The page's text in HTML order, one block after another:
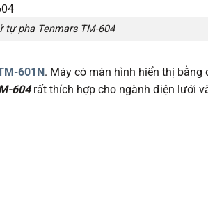
tự pha Tenmars TM-604
601N. Máy có màn hình hiển thị bằng
604rất thích hợp cho ngành điện lưới